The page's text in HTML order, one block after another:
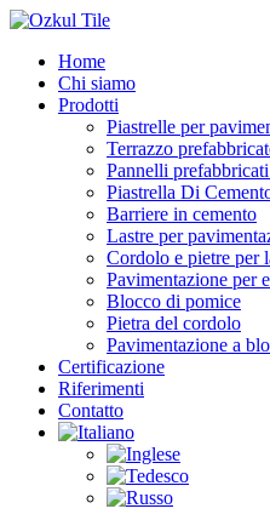
Home
Chi siamo
Prodotti
Piastrelle per
Terrazzo
Pannelli
Piastrella Di
Barriere in cemento
Lastre per
Cordolo e pietre per
Pavimentazione per
Blocco di pomice
Pietra del cordolo
Pavimentazione a
Certificazione
Riferimenti
Contatto